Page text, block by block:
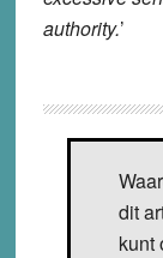
authority.’
dit
kunt